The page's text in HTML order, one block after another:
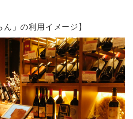
ん」の利用イメージ】